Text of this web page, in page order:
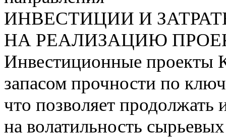
ИНВЕСТИЦИИ И
НА РЕАЛИЗАЦИЮ
Инвестиционные проекты
запасом прочности по
что позволяет продолжать
на волатильность